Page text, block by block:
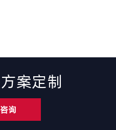
案定制
询